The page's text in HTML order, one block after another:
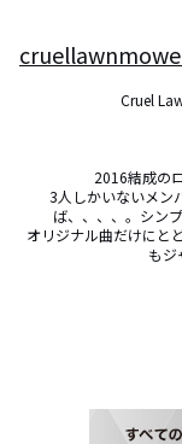
Cruel
2016結成の
3人しかいないメン
ば、、、、。シン
オリジナル曲だけにと
もジ